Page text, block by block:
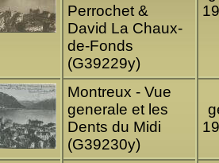
Perrochet &
David La Chaux-
de-Fonds
(G39229y)
Montreux - Vue
generale et les
Dents du Midi
(G39230y)